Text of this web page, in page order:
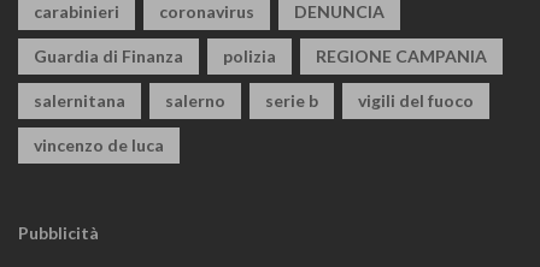
carabinieri coronavirus DENUNCIA
Guardia di Finanza polizia REGIONE CAMPANIA
salernitana salerno serie b vigili del fuoco
vincenzo de luca
Pubblicità